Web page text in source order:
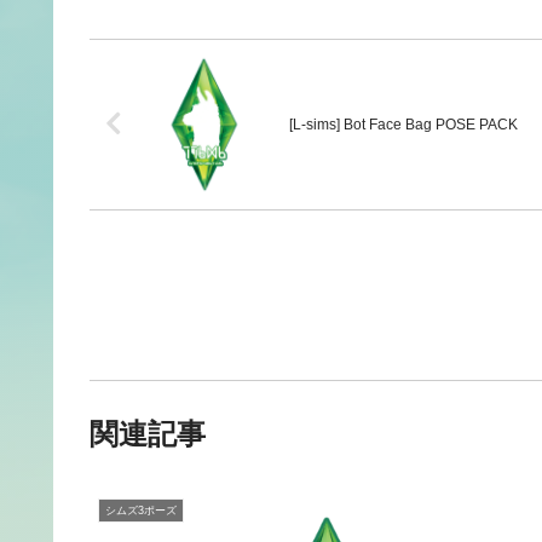
[L-sims] Bot Face Bag POSE PACK
関連記事
シムズ3ポーズ